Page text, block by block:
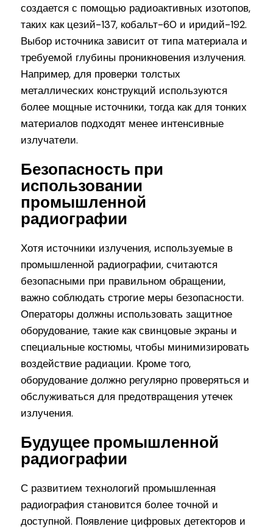
создается с помощью радиоактивных изотопов,
таких как цезий-137, кобальт-60 и иридий-192.
Выбор источника зависит от типа материала и
требуемой глубины проникновения излучения.
Например, для проверки толстых
металлических конструкций используются
более мощные источники, тогда как для тонких
материалов подходят менее интенсивные
излучатели.
Безопасность при
использовании
промышленной
радиографии
Хотя источники излучения, используемые в
промышленной радиографии, считаются
безопасными при правильном обращении,
важно соблюдать строгие меры безопасности.
Операторы должны использовать защитное
оборудование, такие как свинцовые экраны и
специальные костюмы, чтобы минимизировать
воздействие радиации. Кроме того,
оборудование должно регулярно проверяться и
обслуживаться для предотвращения утечек
излучения.
Будущее промышленной
радиографии
С развитием технологий промышленная
радиография становится более точной и
доступной. Появление цифровых детекторов и